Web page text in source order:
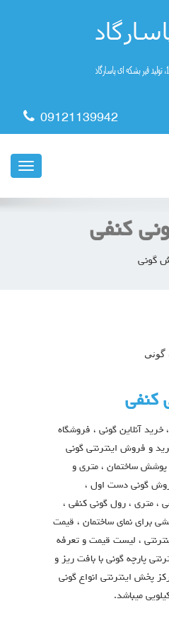
09121139942
ناوبری
کنفی
گونی
کنفی
آنلاین گونی ، فروشگاه
و فروش اینترنتی گونی
پوشش ساختمان ، متری و
گونی دست اول ،
، متری ، رول گونی کنفی ،
برای نمای ساختمان ، قیمت
، لیست قیمت و تعرفه
پارچه گونی با بافت ریز و
پخش اینترنتی انواع گونی
میباشد.